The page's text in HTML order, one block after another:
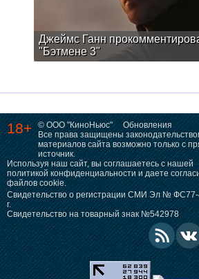
Джеймс Ганн
"Бэтмене 3"
18+ © ООО "КиноНьюс"
Обновления
Все права защищены
материалов сайта возможно только с
источник.
Используя наш сайт, вы соглашаетесь с нашей
политикой конфиденциальности и даете
файлов cookie.
Свидетельство о регистрации СМИ Эл № ФС77-
г.
Свидетельство на товарный знак №542978